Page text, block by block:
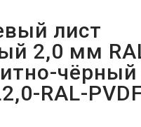
лист
2,0 мм
чёрный
RAL-